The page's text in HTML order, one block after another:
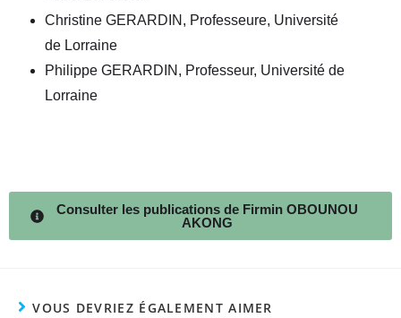
Christine GERARDIN, Professeure, Université
de Lorraine
Philippe GERARDIN, Professeur, Université de
Lorraine
Consulter les publications de Firmin OBOUNOU
AKONG
VOUS DEVRIEZ ÉGALEMENT AIMER